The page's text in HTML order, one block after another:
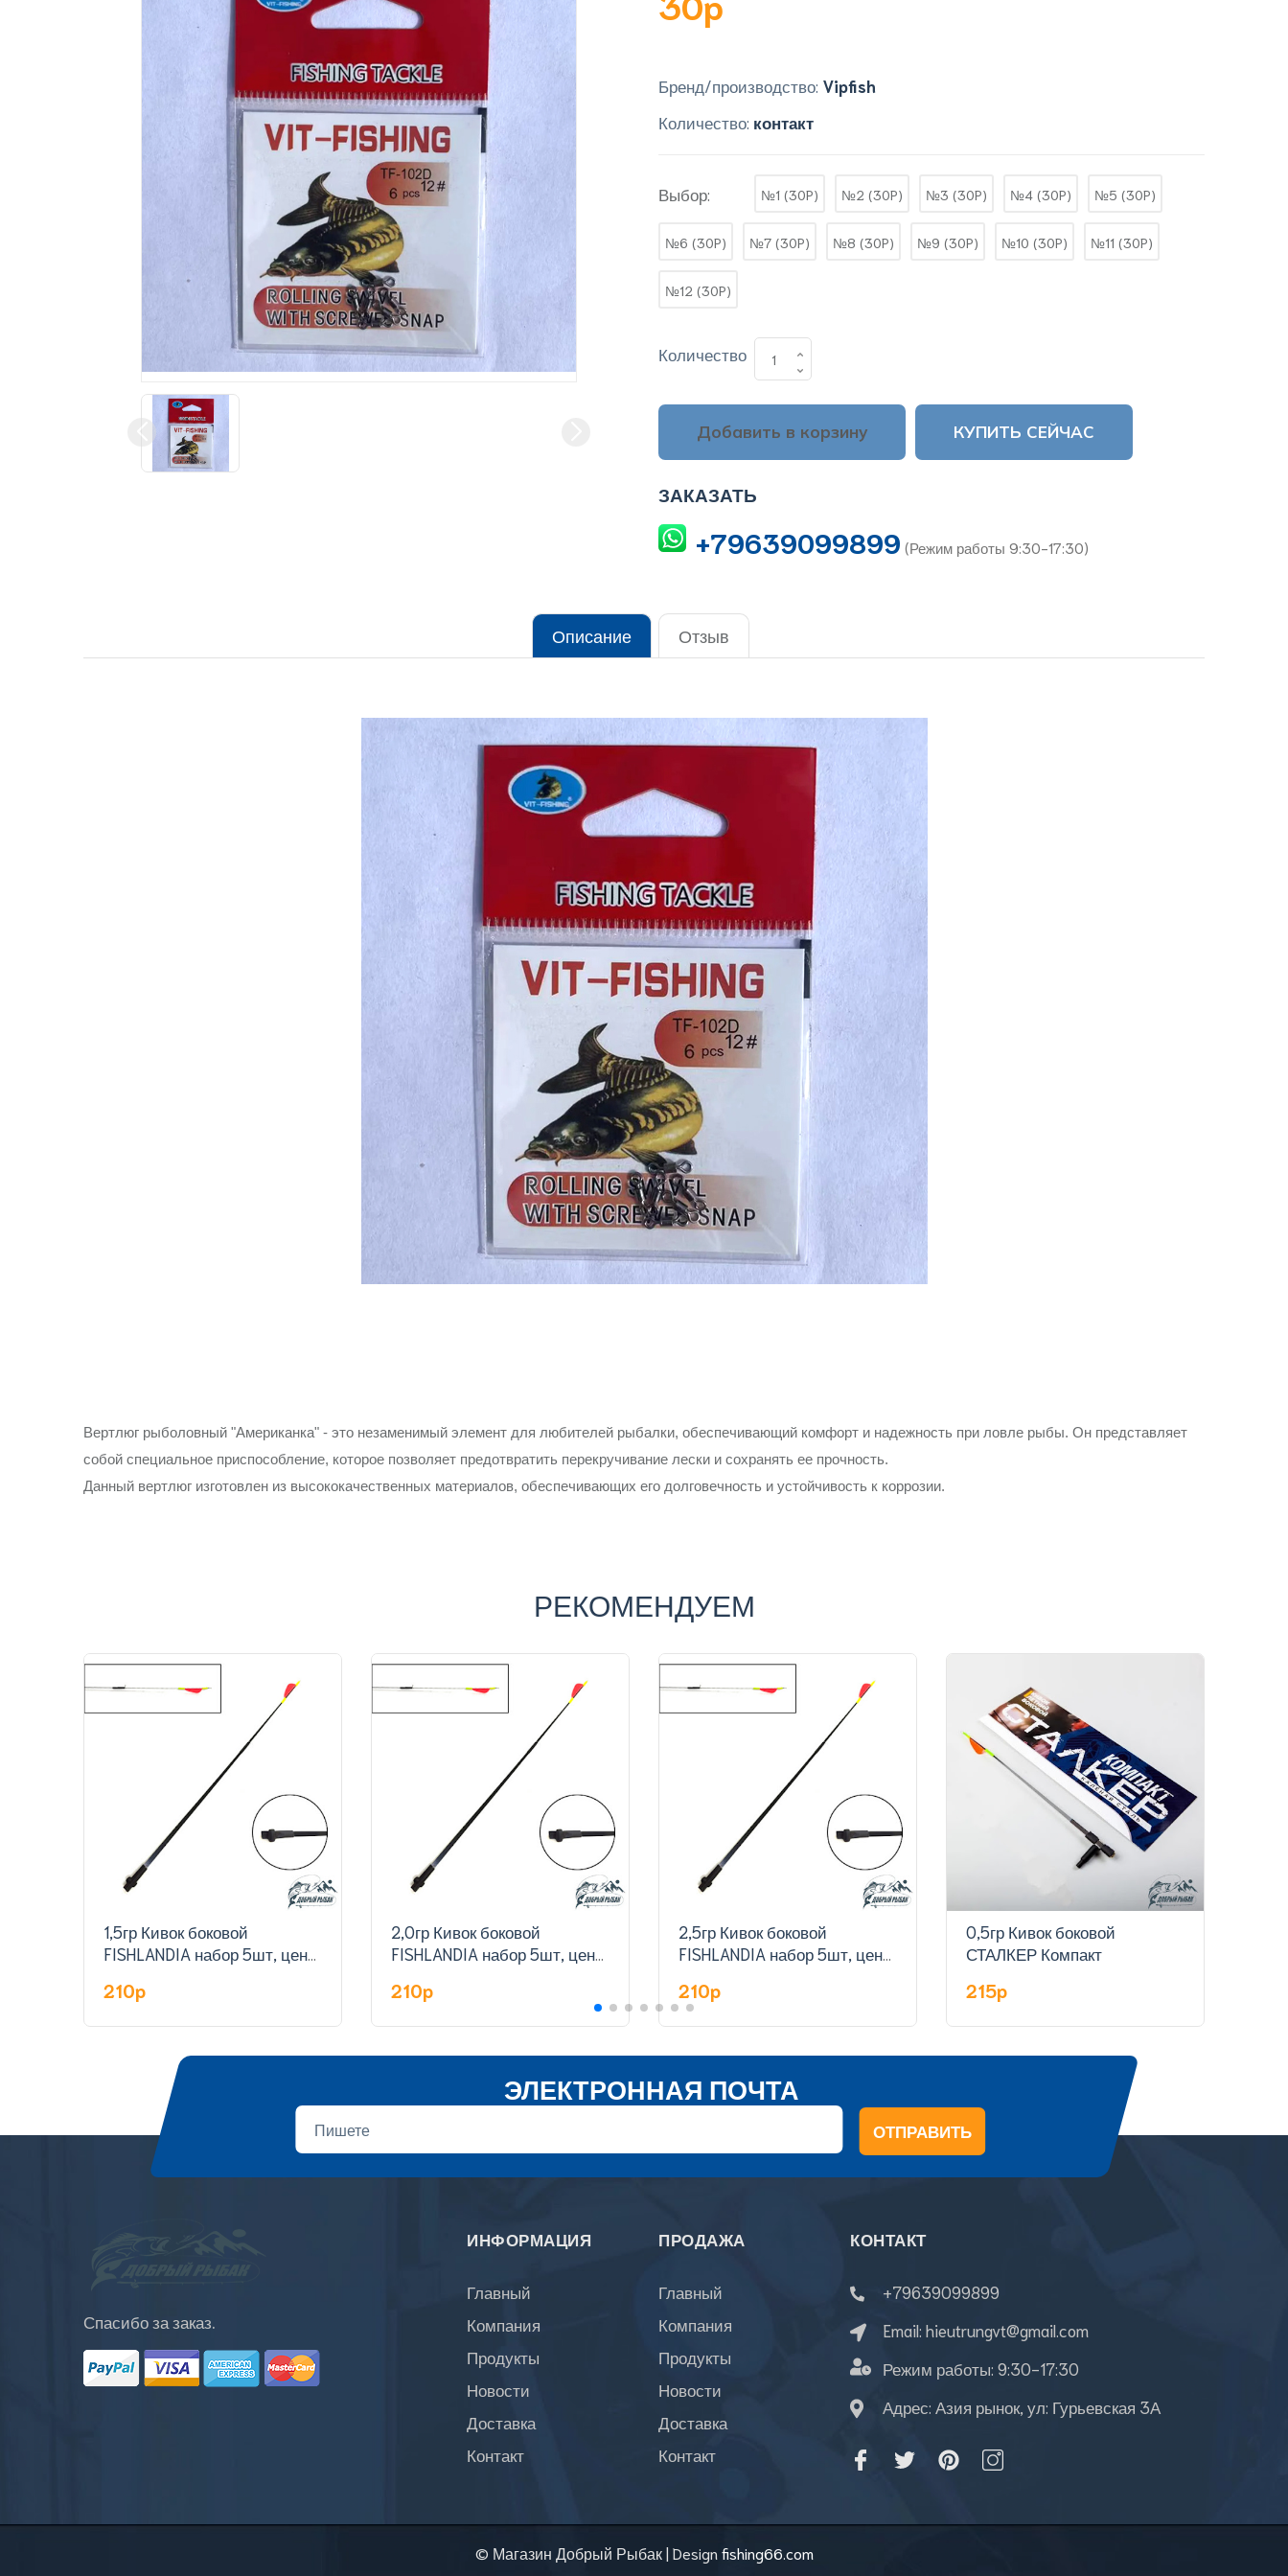
Бренд/производство: Vipfish
Количество: контакт
Выбор: №1 (30P) №2 (30P) №3 (30P) №4 (30P) №5 (30P)
№6 (30P) №7 (30P) №8 (30P) №9 (30P) №10 (30P) №11 (30P)
№12 (30P)
Количество
Добавить в корзину КУПИТЬ СЕЙЧАС
ЗАКАЗАТЬ
+79639099899 (Режим работы 9:30-17:30)
Описание Отзыв
Вертлюг рыболовный "Американка" - это незаменимый элемент для любителей рыбалки, обеспечивающий комфорт и надежность при ловле рыбы. Он представляет
собой специальное приспособление, которое позволяет предотвратить перекручивание лески и сохранять ее прочность.
Данный вертлюг изготовлен из высококачественных материалов, обеспечивающих его долговечность и устойчивость к коррозии.
РЕКОМЕНДУЕМ
1,5гр Кивок боковой
FISHLANDIA набор 5шт, цена
210p
2,0гр Кивок боковой
FISHLANDIA набор 5шт, цена
210p
2,5гр Кивок боковой
FISHLANDIA набор 5шт, цена
210p
0,5гр Кивок боковой
СТАЛКЕР Компакт
215p
ЭЛЕКТРОННАЯ ПОЧТА
ОТПРАВИТЬ
Спасибо за заказ.
ИНФОРМАЦИЯ
Главный
Компания
Продукты
Новости
Доставка
Контакт
ПРОДАЖА
Главный
Компания
Продукты
Новости
Доставка
Контакт
КОНТАКТ
+79639099899
Email: hieutrungvt@gmail.com
Режим работы: 9:30-17:30
Адрес: Азия рынок, ул: Гурьевская 3А
© Магазин Добрый Рыбак| Design fishing66.com